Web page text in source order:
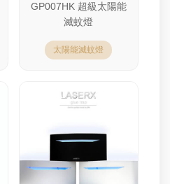
GP007HK 超級太陽能
滅蚊燈
太陽能滅蚊燈